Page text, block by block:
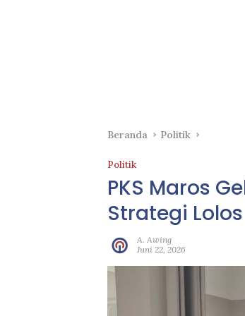
Beranda Politik
Politik
PKS Maros
Strategi
A. Awing
Juni 22, 2026